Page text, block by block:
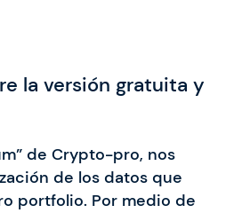
la versión gratuita y
de Crypto-pro, nos
de los datos que
portfolio. Por medio de